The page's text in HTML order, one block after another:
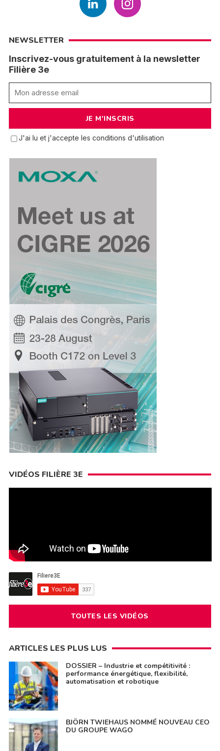
NEWSLETTER
Inscrivez-vous gratuitement à la newsletter
Filière 3e
J'ai lu et j'accepte les conditions d'utilisation
VIDÉOS FILIÈRE 3E
TOUTES LES VIDÉOS
ARTICLES LES PLUS LUS
DOSSIER – Industrie et compétitivité :
performance énergétique, flexibilité,
automatisation et robotique
BJÖRN TWIEHAUS NOMMÉ NOUVEAU CEO
DU GROUPE WAGO